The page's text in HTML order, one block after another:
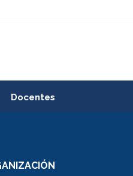
Docentes
Perfeccionamiento